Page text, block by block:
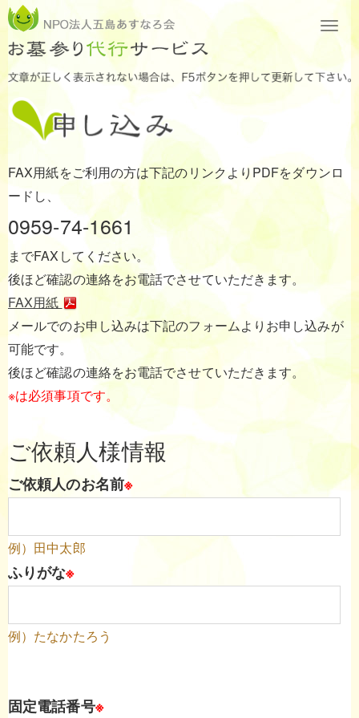
FAX用紙をご利用の方は下記のリンクよりPDFをダウンロ
ードし、
0959-74-1661
までFAXしてください。
後ほど確認の連絡をお電話でさせていただきます。
FAX用紙
メールでのお申し込みは下記のフォームよりお申し込みが
可能です。
後ほど確認の連絡をお電話でさせていただきます。
※は必須事項です。
ご依頼人様情報
ご依頼人のお名前※
例）田中太郎
ふりがな※
例）たなかたろう
固定電話番号※